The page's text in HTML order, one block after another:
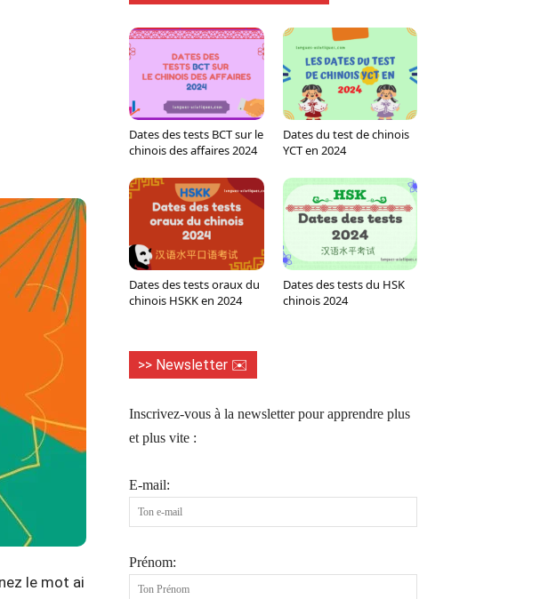
Tumblr WhatsApp
le mot ai
Dates des tests BCT sur le
chinois des affaires 2024
Dates du test de chinois
YCT en 2024
Dates des tests oraux du
chinois HSKK en 2024
Dates des tests du HSK
chinois 2024
>> Newsletter ✉️
Inscrivez-vous à la newsletter pour apprendre plus
et plus vite :
E-mail:
Prénom: